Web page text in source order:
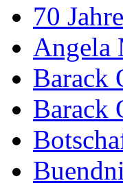
70
Angela
Barack
Barack